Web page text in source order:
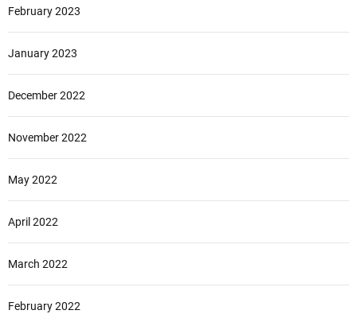
February 2023
January 2023
December 2022
November 2022
May 2022
April 2022
March 2022
February 2022